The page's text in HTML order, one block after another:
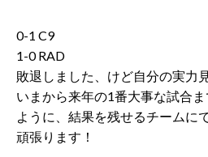
0-1 C9
1-0 RAD
敗退しました、けど自分の実力
いまから来年の1番大事な試合
ように、結果を残せるチームに
頑張ります！